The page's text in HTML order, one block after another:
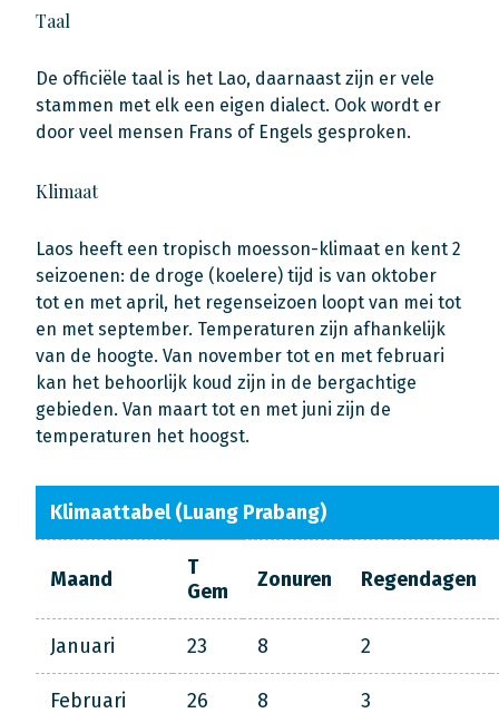
Taal
De officiële taal is het Lao, daarnaast zijn er vele
stammen met elk een eigen dialect. Ook wordt er
door veel mensen Frans of Engels gesproken.
Klimaat
Laos heeft een tropisch moesson-klimaat en kent 2
seizoenen: de droge (koelere) tijd is van oktober
tot en met april, het regenseizoen loopt van mei tot
en met september. Temperaturen zijn afhankelijk
van de hoogte. Van november tot en met februari
kan het behoorlijk koud zijn in de bergachtige
gebieden. Van maart tot en met juni zijn de
temperaturen het hoogst.
Klimaattabel (Luang Prabang)
Maand
T
Gem
Zonuren Regendagen
Januari 23 8 2
Februari 26 8 3